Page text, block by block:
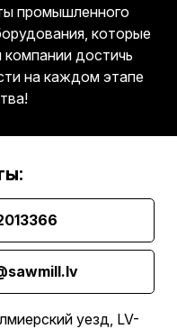
промышленного
которые
достичь
на каждом этапе
уезд, LV-